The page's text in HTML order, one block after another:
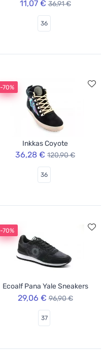
11,07 € 36,91 €
36
-70%
Inkkas Coyote
36,28 € 120,90 €
36
-70%
Ecoalf Pana Yale Sneakers
29,06 € 96,90 €
37